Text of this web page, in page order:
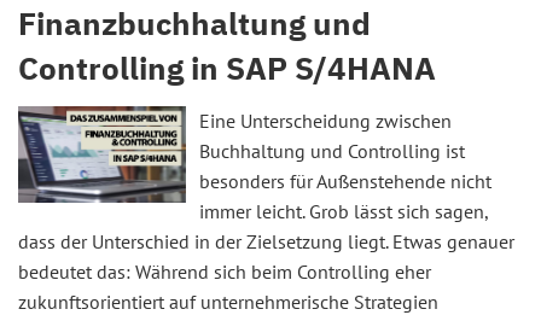
Finanzbuchhaltung und
Controlling in SAP S/4HANA
Eine Unterscheidung zwischen
Buchhaltung und Controlling ist
besonders für Außenstehende nicht
immer leicht. Grob lässt sich sagen,
dass der Unterschied in der Zielsetzung liegt. Etwas genauer
bedeutet das: Während sich beim Controlling eher
zukunftsorientiert auf unternehmerische Strategien